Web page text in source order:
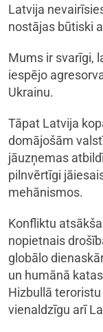
Latvija
nostājas būtiski
Mums ir svarīgi,
iespējo
Ukrainu.
Tāpat Latvija
domājošām
jāuzņemas
pilnvērtīgi
mehānismos.
Konfliktu
nopietnais
globālo
un humānā
Hizbullā
vienaldzīgu arī